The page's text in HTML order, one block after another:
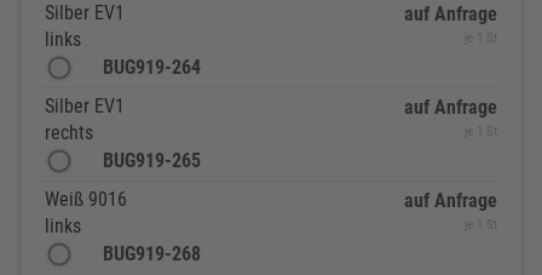
Silber EV1
links
BUG919-264
auf Anfrage
je 1 St
Silber EV1
rechts
BUG919-265
auf Anfrage
je 1 St
Weiß 9016
links
BUG919-268
auf Anfrage
je 1 St